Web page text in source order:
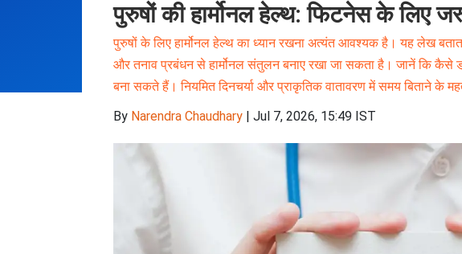
पुरुषों की हार्मोनल हेल्थ: फिटनेस के लिए
पुरुषों के लिए हार्मोनल हेल्थ का ध्यान रखना अत्यंत आवश्यक है। यह लेख
और तनाव प्रबंधन से हार्मोनल संतुलन बनाए रखा जा सकता है। जानें कि
बना सकते हैं। नियमित दिनचर्या और प्राकृतिक वातावरण में समय बिताने के
By Narendra Chaudhary | Jul 7, 2026, 15:49 IST